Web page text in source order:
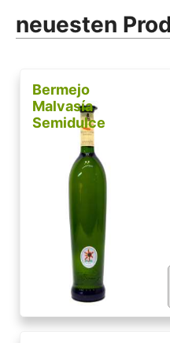
neuesten
Bermejo
Malvasía
Semidulce